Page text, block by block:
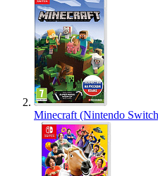
Minecraft (Nintendo